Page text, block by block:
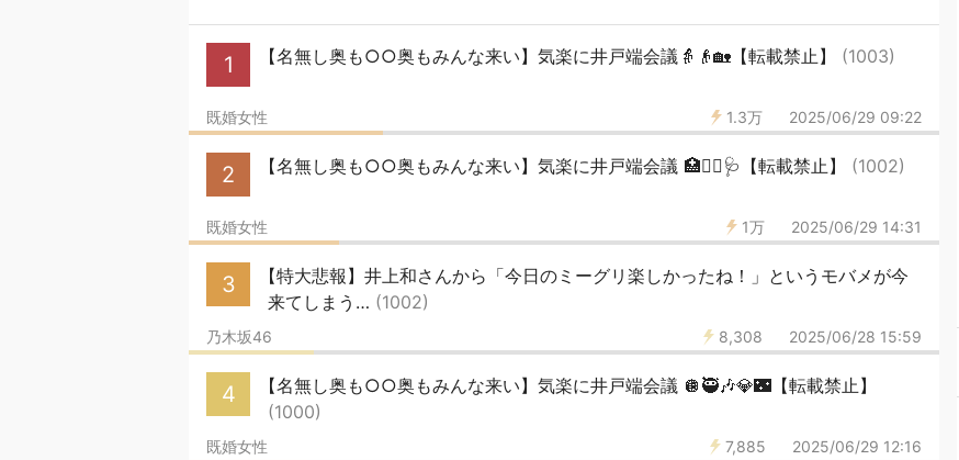
1 【名無し奥も○○奥もみんな来い】気楽に井戸端会議👵👴🏡【転載禁止】 (1003)
1.3万 2025/06/29 09:22
既婚女性
2 【名無し奥も○○奥もみんな来い】気楽に井戸端会議 🏥👨‍⚕🩺【転載禁止】 (1002)
1万 2025/06/29 14:31
既婚女性
3
【特大悲報】井上和さんから「今日のミーグリ楽しかったね！」というモバメが今
来てしまう… (1002)
8,308 2025/06/28 15:59
乃木坂46
4
【名無し奥も○○奥もみんな来い】気楽に井戸端会議 🪩🥷🎶💎🌃【転載禁止】
(1000)
7,885 2025/06/29 12:16
既婚女性